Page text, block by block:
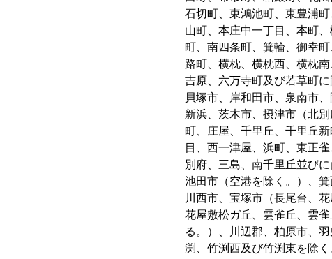
石切町、東鴻池町、東豊浦
山町、本庄中一丁目、本町
町、南四条町、箕輪、御幸
路町、横枕、横枕西、横枕
吉原、六万寺町及び若草町
貝塚市、岸和田市、泉南市
新浜、茨木市、摂津市（北
町、庄屋、千里丘、千里丘
目、西一津屋、浜町、東正
別府、三島、南千里丘並び
池田市（空港を除く。）、
川西市、宝塚市（長尾台、
花屋敷松ガ丘、雲雀丘、雲
る。）、川辺郡、柏原市、
渕、竹渕西及び竹渕東を除く